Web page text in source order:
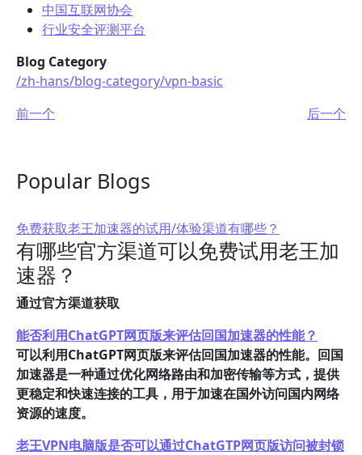
中国互联网协会
行业安全评测平台
Blog Category
/zh-hans/blog-category/vpn-basic
前一个
后一个
Popular Blogs
免费获取老王加速器的试用/体验渠道有哪些？
有哪些官方渠道可以免费试用老王加
速器？
通过官方渠道获取
能否利用ChatGPT网页版来评估回国加速器的性能？
可以利用ChatGPT网页版来评估回国加速器的性能。回国
加速器是一种通过优化网络路由和加密传输等方式，提供
更稳定和快速连接的工具，用于加速在国外访问国内网络
资源的速度。
老王VPN电脑版是否可以通过ChatGTP网页版访问被封锁